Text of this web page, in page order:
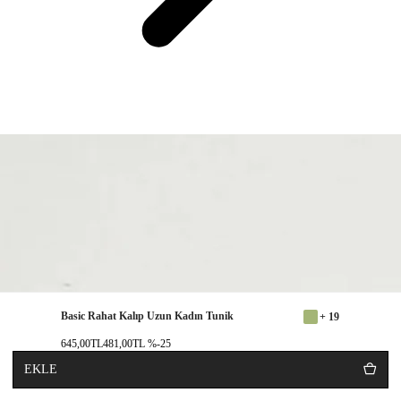
Basic Rahat Kalıp Uzun Kadın Tunik + 19
645,00TL481,00TL %-25
EKLE